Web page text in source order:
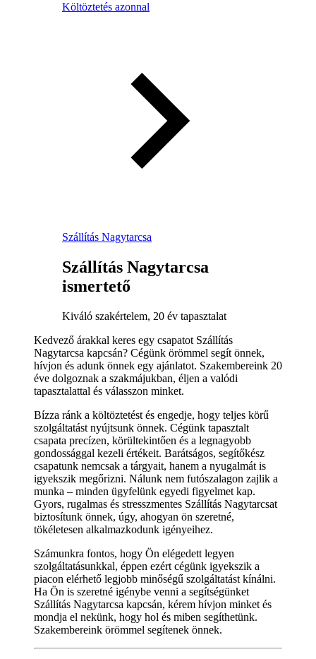
Költöztetés azonnal
Szállítás Nagytarcsa
Szállítás Nagytarcsa
ismertető
Kiváló szakértelem, 20 év tapasztalat
Kedvező árakkal keres egy csapatot Szállítás
Nagytarcsa kapcsán? Cégünk örömmel segít önnek,
hívjon és adunk önnek egy ajánlatot. Szakembereink 20
éve dolgoznak a szakmájukban, éljen a valódi
tapasztalattal és válasszon minket.
Bízza ránk a költöztetést és engedje, hogy teljes körű
szolgáltatást nyújtsunk önnek. Cégünk tapasztalt
csapata precízen, körültekintően és a legnagyobb
gondossággal kezeli értékeit. Barátságos, segítőkész
csapatunk nemcsak a tárgyait, hanem a nyugalmát is
igyekszik megőrizni. Nálunk nem futószalagon zajlik a
munka – minden ügyfelünk egyedi figyelmet kap.
Gyors, rugalmas és stresszmentes Szállítás Nagytarcsat
biztosítunk önnek, úgy, ahogyan ön szeretné,
tökéletesen alkalmazkodunk igényeihez.
Számunkra fontos, hogy Ön elégedett legyen
szolgáltatásunkkal, éppen ezért cégünk igyekszik a
piacon elérhető legjobb minőségű szolgáltatást kínálni.
Ha Ön is szeretné igénybe venni a segítségünket
Szállítás Nagytarcsa kapcsán, kérem hívjon minket és
mondja el nekünk, hogy hol és miben segíthetünk.
Szakembereink örömmel segítenek önnek.